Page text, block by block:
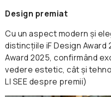
Design premiat
Cu un aspect modern și
distincțiile iF Design Award
Award 2025, confirmând
vedere estetic, cât și
LI SEE despre premii)
Grad foarte înalt de
Un spectru deosebit
temperaturi externe